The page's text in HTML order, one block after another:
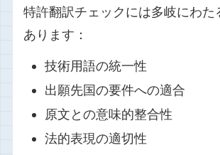
特許翻訳チェックには多岐にわた
あります：
技術用語の統一性
出願先国の要件への適合
原文との意味的整合性
法的表現の適切性